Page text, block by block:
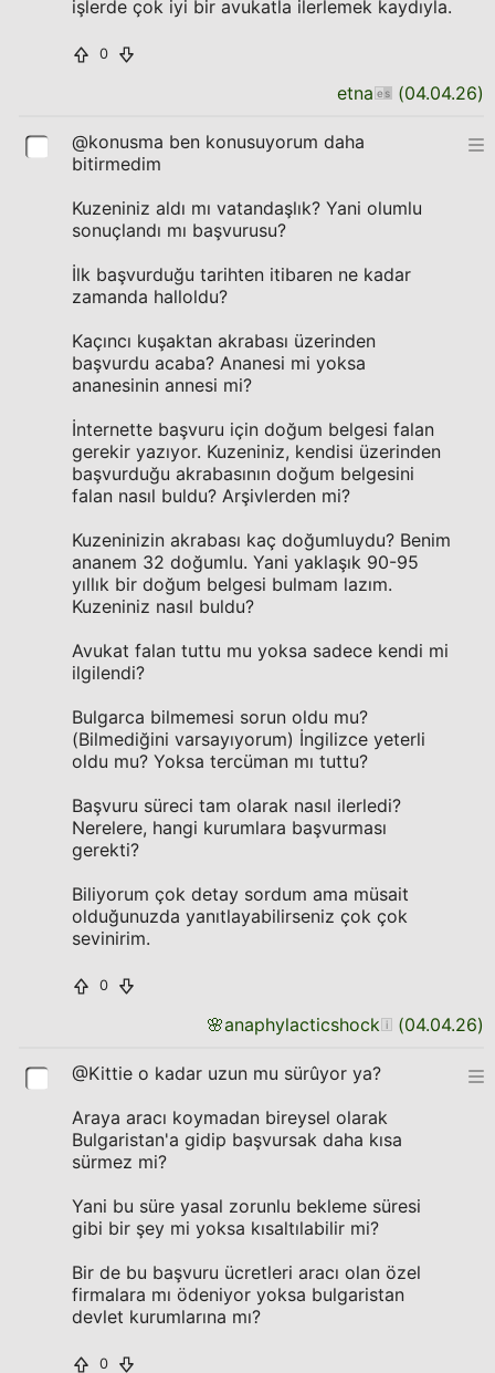
işlerde çok iyi bir avukatla ilerlemek kaydıyla.
0
etna (04.04.26)
@konusma ben konusuyorum daha
bitirmedim
Kuzeniniz aldı mı vatandaşlık? Yani olumlu
sonuçlandı mı başvurusu?
İlk başvurduğu tarihten itibaren ne kadar
zamanda halloldu?
Kaçıncı kuşaktan akrabası üzerinden
başvurdu acaba? Ananesi mi yoksa
ananesinin annesi mi?
İnternette başvuru için doğum belgesi falan
gerekir yazıyor. Kuzeniniz, kendisi üzerinden
başvurduğu akrabasının doğum belgesini
falan nasıl buldu? Arşivlerden mi?
Kuzeninizin akrabası kaç doğumluydu? Benim
ananem 32 doğumlu. Yani yaklaşık 90-95
yıllık bir doğum belgesi bulmam lazım.
Kuzeniniz nasıl buldu?
Avukat falan tuttu mu yoksa sadece kendi mi
ilgilendi?
Bulgarca bilmemesi sorun oldu mu?
(Bilmediğini varsayıyorum) İngilizce yeterli
oldu mu? Yoksa tercüman mı tuttu?
Başvuru süreci tam olarak nasıl ilerledi?
Nerelere, hangi kurumlara başvurması
gerekti?
Biliyorum çok detay sordum ama müsait
olduğunuzda yanıtlayabilirseniz çok çok
sevinirim.
0
🌸anaphylacticshock (04.04.26)
@Kittie o kadar uzun mu sürûyor ya?
Araya aracı koymadan bireysel olarak
Bulgaristan'a gidip başvursak daha kısa
sürmez mi?
Yani bu süre yasal zorunlu bekleme süresi
gibi bir şey mi yoksa kısaltılabilir mi?
Bir de bu başvuru ücretleri aracı olan özel
firmalara mı ödeniyor yoksa bulgaristan
devlet kurumlarına mı?
0